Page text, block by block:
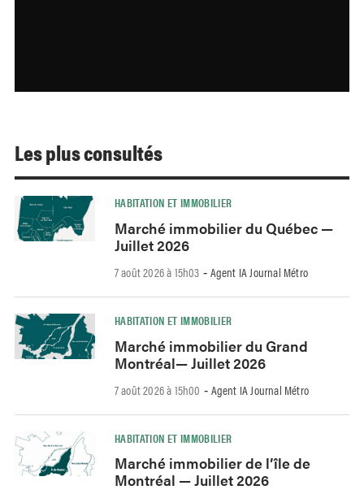
Les plus consultés
HABITATION ET IMMOBILIER
Marché immobilier du Québec —
Juillet 2026
7 août 2026 à 15h03 - Agent IA Journal Métro
HABITATION ET IMMOBILIER
Marché immobilier du Grand
Montréal— Juillet 2026
7 août 2026 à 15h00 - Agent IA Journal Métro
HABITATION ET IMMOBILIER
Marché immobilier de l’île de
Montréal — Juillet 2026